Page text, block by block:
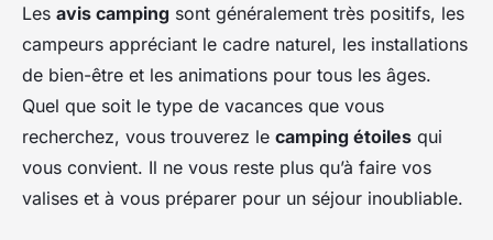
Les avis camping sont généralement très positifs, les
campeurs appréciant le cadre naturel, les installations
de bien-être et les animations pour tous les âges.
Quel que soit le type de vacances que vous
recherchez, vous trouverez le camping étoiles qui
vous convient. Il ne vous reste plus qu’à faire vos
valises et à vous préparer pour un séjour inoubliable.